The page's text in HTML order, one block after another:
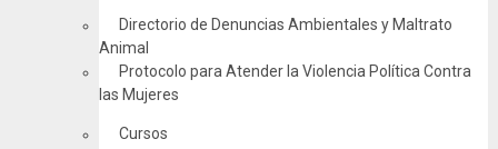
Directorio de Denuncias Ambientales y Maltrato
Animal
Protocolo para Atender la Violencia Política Contra
las Mujeres
Cursos